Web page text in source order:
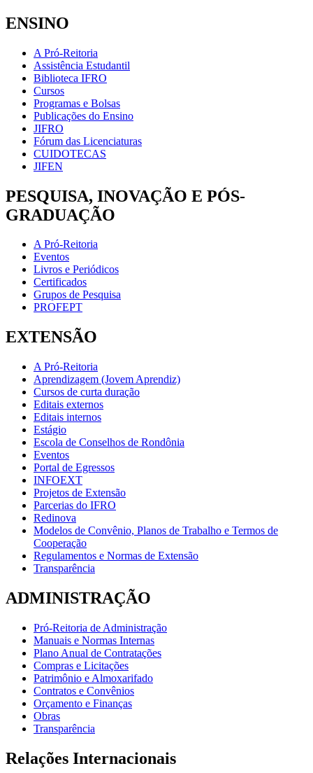
ENSINO
A Pró-Reitoria
Assistência Estudantil
Biblioteca IFRO
Cursos
Programas e Bolsas
Publicações do Ensino
JIFRO
Fórum das Licenciaturas
CUIDOTECAS
JIFEN
PESQUISA, INOVAÇÃO E PÓS-
GRADUAÇÃO
A Pró-Reitoria
Eventos
Livros e Periódicos
Certificados
Grupos de Pesquisa
PROFEPT
EXTENSÃO
A Pró-Reitoria
Aprendizagem (Jovem Aprendiz)
Cursos de curta duração
Editais externos
Editais internos
Estágio
Escola de Conselhos de Rondônia
Eventos
Portal de Egressos
INFOEXT
Projetos de Extensão
Parcerias do IFRO
Redinova
Modelos de Convênio, Planos de Trabalho e Termos de
Cooperação
Regulamentos e Normas de Extensão
Transparência
ADMINISTRAÇÃO
Pró-Reitoria de Administração
Manuais e Normas Internas
Plano Anual de Contratações
Compras e Licitações
Patrimônio e Almoxarifado
Contratos e Convênios
Orçamento e Finanças
Obras
Transparência
Relações Internacionais